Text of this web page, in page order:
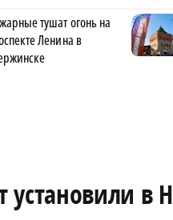
тушат огонь на
Ленина в
установили в